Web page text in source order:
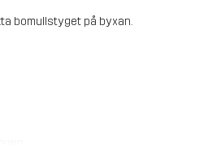
bomullstyget på byxan.